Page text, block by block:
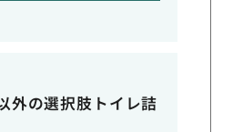
外の選択肢トイレ詰